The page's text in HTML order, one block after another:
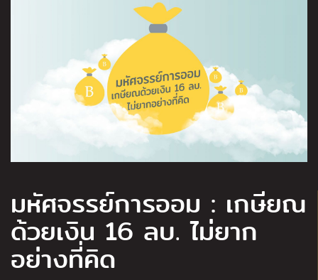
มหัศจรรย์การออม : เกษียณ
ด้วยเงิน 16 ลบ. ไม่ยาก
อย่างที่คิด